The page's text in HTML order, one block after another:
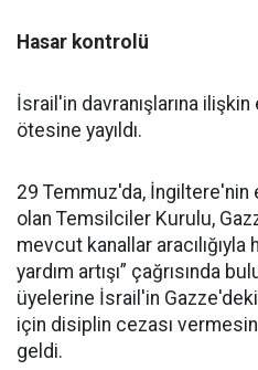
Hasar kontrolü
İsrail'in davranışlarına
ötesine yayıldı.
29 Temmuz'da, İngiltere'nin
olan Temsilciler Kurulu,
mevcut kanallar aracılığıyla
yardım artışı” çağrısında
üyelerine İsrail'in
için disiplin cezası
geldi.